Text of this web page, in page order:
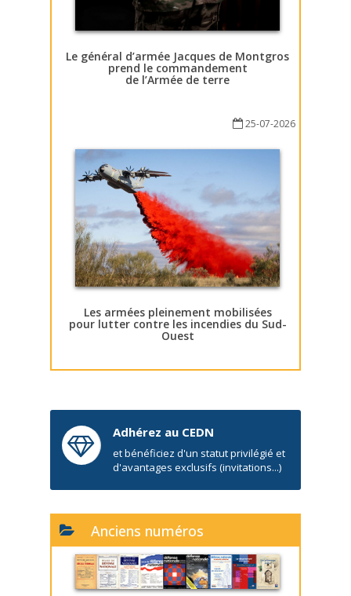
Le général d’armée Jacques de Montgros
prend le commandement
de l’Armée de terre
25-07-2026
Les armées pleinement mobilisées
pour lutter contre les incendies du Sud-
Ouest
Adhérez au CEDN
et bénéficiez d'un statut privilégié et
d'avantages exclusifs (invitations...)
Anciens numéros